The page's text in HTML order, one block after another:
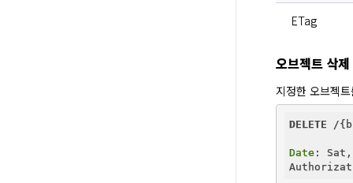
ETag
오브젝트 삭제
지정한 오브젝
DELETE /
Date :